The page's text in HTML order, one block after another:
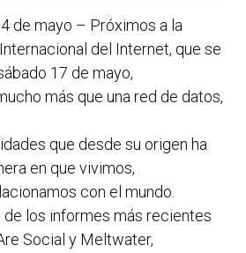
de mayo – Próximos a la
del Internet, que se
17 de mayo,
más que una red de datos,
que desde su origen ha
en que vivimos,
con el mundo.
de los informes más recientes
Social y Meltwater,